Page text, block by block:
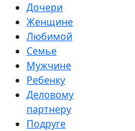
Дочери
Женщине
Любимой
Семье
Мужчине
Ребенку
Деловому
партнеру
Подруге